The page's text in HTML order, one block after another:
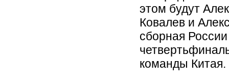
этом будут
Ковалев и
сборная
команды Китая.